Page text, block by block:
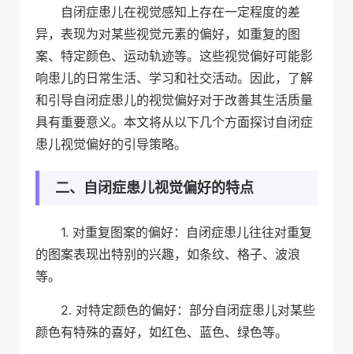
自闭症患儿在视觉感知上存在一定程度的差
异，表现为对某些视觉元素的偏好，如重复的图
案、特定颜色、运动轨迹等。这些视觉偏好可能影
响患儿的日常生活、学习和社交活动。因此，了解
和引导自闭症患儿的视觉偏好对于改善其生活质量
具有重要意义。本文将从以下几个方面探讨自闭症
患儿视觉偏好的引导策略。
二、自闭症患儿视觉偏好的特点
1. 对重复图案的偏好：自闭症患儿往往对重复
的图案表现出特别的兴趣，如条纹、格子、波浪
等。
2. 对特定颜色的偏好：部分自闭症患儿对某些
颜色有特殊的喜好，如红色、蓝色、绿色等。